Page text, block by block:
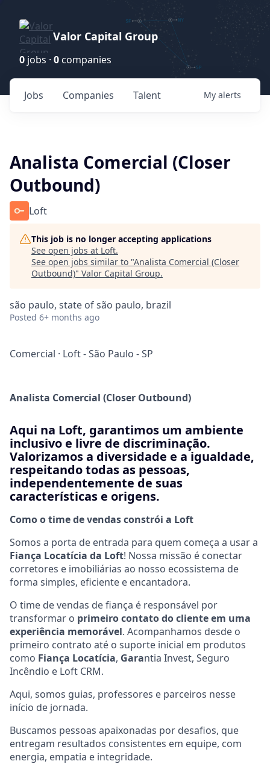
Valor Capital Group
0 jobs · 0 companies
Jobs Companies Talent My alerts
Analista Comercial (Closer
Outbound)
Loft
This job is no longer accepting applications
See open jobs at Loft.
See open jobs similar to "Analista Comercial (Closer
Outbound)" Valor Capital Group.
são paulo, state of são paulo, brazil
Posted 6+ months ago
Comercial · Loft - São Paulo - SP
Analista Comercial (Closer Outbound)
Aqui na Loft, garantimos um ambiente
inclusivo e livre de discriminação.
Valorizamos a diversidade e a igualdade,
respeitando todas as pessoas,
independentemente de suas
características e origens.
Como o time de vendas constrói a Loft
Somos a porta de entrada para quem começa a usar a
Fiança Locatícia da Loft! Nossa missão é conectar
corretores e imobiliárias ao nosso ecossistema de
forma simples, eficiente e encantadora.
O time de vendas de fiança é responsável por
transformar o primeiro contato do cliente em uma
experiência memorável. Acompanhamos desde o
primeiro contrato até o suporte inicial em produtos
como Fiança Locatícia, Garantia Invest, Seguro
Incêndio e Loft CRM.
Aqui, somos guias, professores e parceiros nesse
início de jornada.
Buscamos pessoas apaixonadas por desafios, que
entregam resultados consistentes em equipe, com
energia, empatia e integridade.